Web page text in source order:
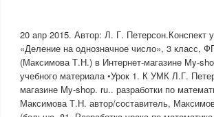
20 апр 2015. Автор: Л. Г. Петерсон.Конспект
«Деление на однозначное число», 3
(Максимова Т.Н.) в Интернет-магазине My-
учебного материала •Урок 1. К УМК Л.Г.
магазине My-shop. ru.. разработки по
Максимова Т.Н. автор/составитель,